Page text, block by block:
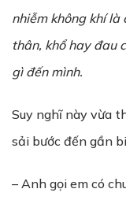
nhiễm không khí
thân, khổ hay đau
gì đến mình.
Suy nghĩ này vừa
sải bước đến gần
– Anh gọi em có